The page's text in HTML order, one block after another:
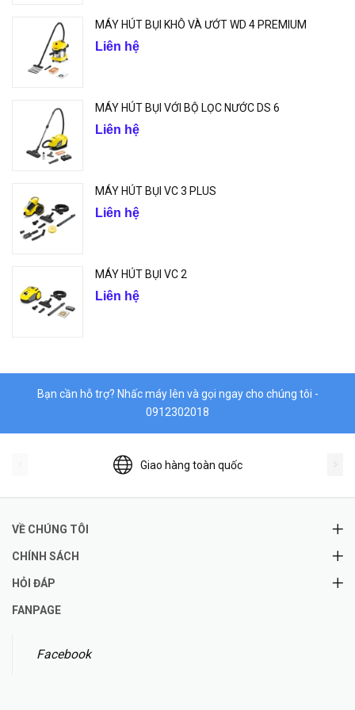
MÁY HÚT BỤI KHÔ VÀ ƯỚT WD 4 PREMIUM
Liên hệ
MÁY HÚT BỤI VỚI BỘ LỌC NƯỚC DS 6
Liên hệ
MÁY HÚT BỤI VC 3 PLUS
Liên hệ
MÁY HÚT BỤI VC 2
Liên hệ
Bạn cần hỗ trợ? Nhấc máy lên và gọi ngay cho chúng tôi -
0912302018
Giao hàng toàn quốc
VỀ CHÚNG TÔI
CHÍNH SÁCH
HỎI ĐÁP
FANPAGE
Facebook